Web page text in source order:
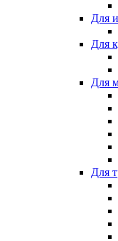
Для
Для
Для
Для